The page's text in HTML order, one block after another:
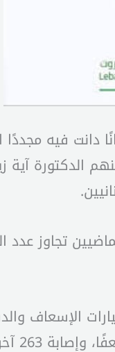
دانت فيه
الدكتورة آية
الإسعاف